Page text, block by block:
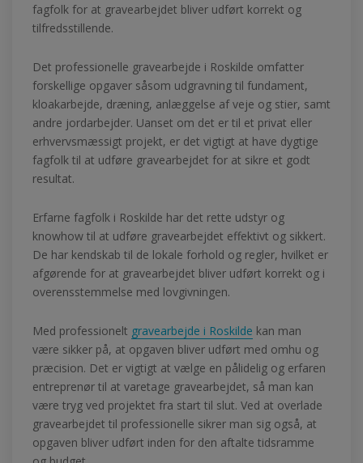
fagfolk for at gravearbejdet bliver udført korrekt og
tilfredsstillende.
Det professionelle gravearbejde i Roskilde omfatter
forskellige opgaver såsom udgravning til fundament,
kloakarbejde, dræning, anlæggelse af veje og stier, samt
andre jordarbejder. Uanset om det er til et privat eller
erhvervsmæssigt projekt, er det vigtigt at have dygtige
fagfolk til at udføre gravearbejdet for at sikre et godt
resultat.
Erfarne fagfolk i Roskilde har det rette udstyr og
knowhow til at udføre gravearbejdet effektivt og sikkert.
De har kendskab til de lokale forhold og regler, hvilket er
afgørende for at gravearbejdet bliver udført korrekt og i
overensstemmelse med lovgivningen.
Med professionelt gravearbejde i Roskilde kan man
være sikker på, at opgaven bliver udført med omhu og
præcision. Det er vigtigt at vælge en pålidelig og erfaren
entreprenør til at varetage gravearbejdet, så man kan
være tryg ved projektet fra start til slut. Ved at overlade
gravearbejdet til professionelle sikrer man sig også, at
opgaven bliver udført inden for den aftalte tidsramme